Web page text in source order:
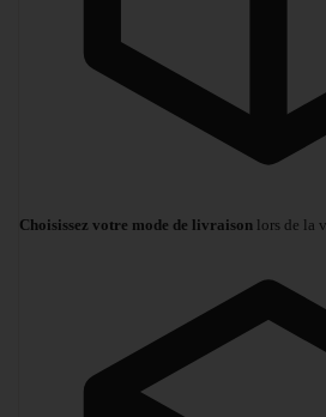
Choisissez votre mode de livraison lors de la